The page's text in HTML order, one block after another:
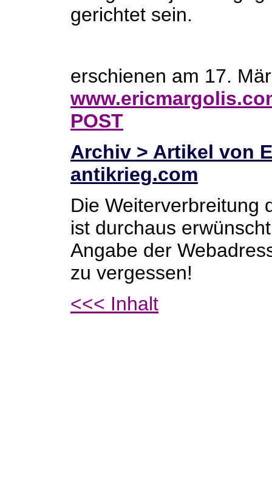
gerichtet sein.
erschienen am 17.
POST
Archiv > Artikel von
antikrieg.com
Die Weiterverbreitung
ist durchaus
Angabe der
zu vergessen!
<<< Inhalt